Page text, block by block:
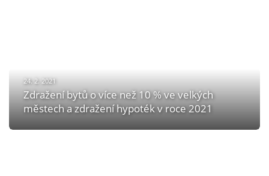
24. 2. 2021
Zdražení bytů o více než 10 % ve velkých
městech a zdražení hypoték v roce 2021